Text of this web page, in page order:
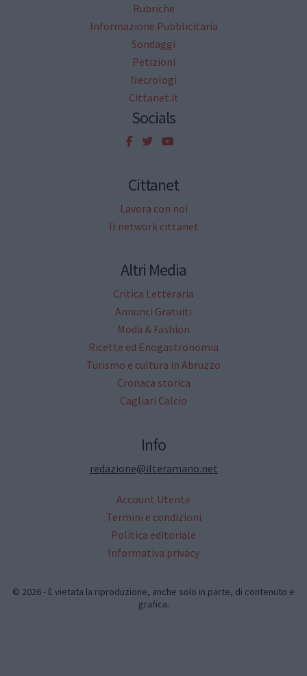
Rubriche
Informazione Pubblicitaria
Sondaggi
Petizioni
Necrologi
Cittanet.it
Socials
Cittanet
Lavora con noi
Il network cittanet
Altri Media
Critica Letteraria
Annunci Gratuiti
Moda & Fashion
Ricette ed Enogastronomia
Turismo e cultura in Abruzzo
Cronaca storica
Cagliari Calcio
Info
redazione@ilteramano.net
Account Utente
Termini e condizioni
Politica editoriale
Informativa privacy
© 2026 - È vietata la riproduzione, anche solo in parte, di contenuto e
grafica.